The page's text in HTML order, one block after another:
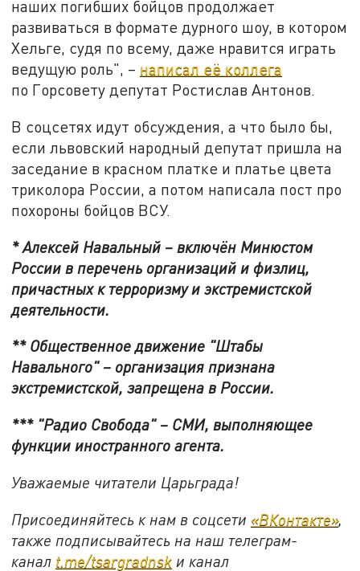
наших погибших бойцов продолжает
развиваться в формате дурного шоу, в котором
Хельге, судя по всему, даже нравится играть
ведущую роль", – написал её коллега
по Горсовету депутат Ростислав Антонов.
В соцсетях идут обсуждения, а что было бы,
если львовский народный депутат пришла на
заседание в красном платке и платье цвета
триколора России, а потом написала пост про
похороны бойцов ВСУ.
* Алексей Навальный – включён Минюстом
России в перечень организаций и физлиц,
причастных к терроризму и экстремистской
деятельности.
** Общественное движение "Штабы
Навального" – организация признана
экстремистской, запрещена в России.
*** "Радио Свобода" – СМИ, выполняющее
функции иностранного агента.
Уважаемые читатели Царьграда!
Присоединяйтесь к нам в соцсети «ВКонтакте»,
также подписывайтесь на наш телеграм-
канал t.me/tsargradnsk и канал